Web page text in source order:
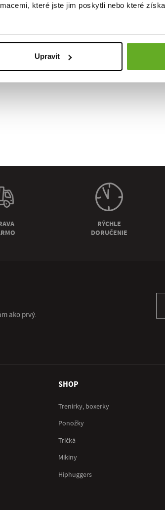
které jste jim poskytli nebo které
Upravit
RÝCHLE
DORUČENIE
ako prvý.
SHOP
Trenírky, boxerky
Ponožky
Tričká
Mikiny
Hiphuggers